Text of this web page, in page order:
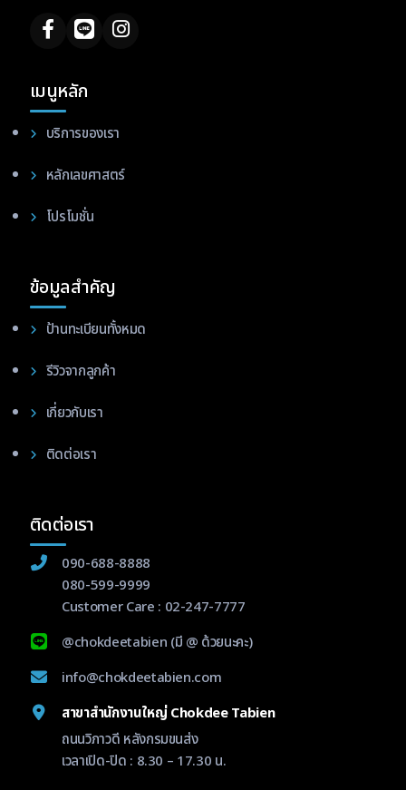
เมนูหลัก
บริการของเรา
หลักเลขศาสตร์
โปรโมชั่น
ข้อมูลสำคัญ
ป้านทะเบียนทั้งหมด
รีวิวจากลูกค้า
เกี่ยวกับเรา
ติดต่อเรา
ติดต่อเรา
090-688-8888
080-599-9999
Customer Care : 02-247-7777
@chokdeetabien (มี @ ด้วยนะคะ)
info@chokdeetabien.com
สาขาสำนักงานใหญ่ Chokdee Tabien
ถนนวิภาวดี หลังกรมขนส่ง
เวลาเปิด-ปิด : 8.30 – 17.30 น.